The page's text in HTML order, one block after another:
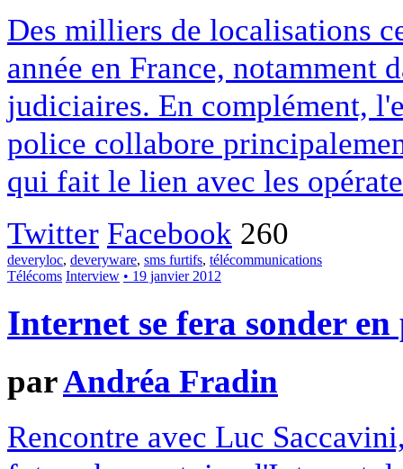
Des milliers de localisations
année en France, notamment
judiciaires. En complément,
police collabore
qui fait le lien avec les
Twitter Facebook 260
deveryloc, deveryware, sms furtifs, télécommunications
Télécoms Interview • 19 janvier 2012
Internet se fera sonder
parAndréa Fradin
Rencontre avec Luc